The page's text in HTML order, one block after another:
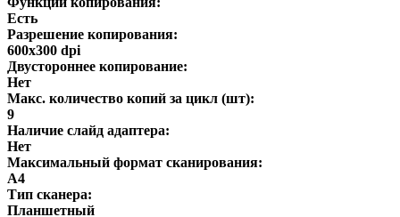
Есть
Разрешение копирования:
600x300 dpi
Двустороннее копирование:
Нет
Макс. количество копий за цикл (шт):
9
Наличие слайд адаптера:
Нет
Максимальный формат сканирования:
A4
Тип сканера:
Планшетный